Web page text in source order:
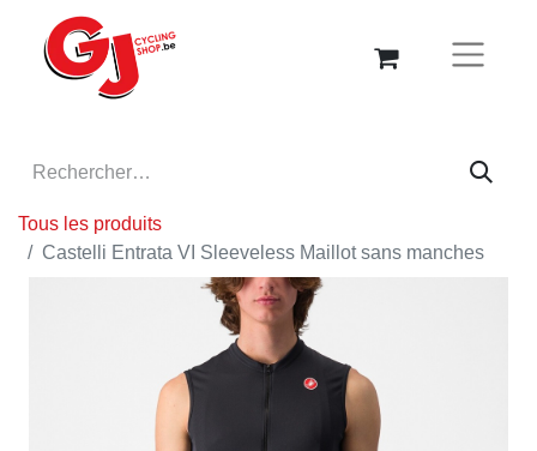
Tous les produits
Castelli Entrata VI Sleeveless Maillot sans manches